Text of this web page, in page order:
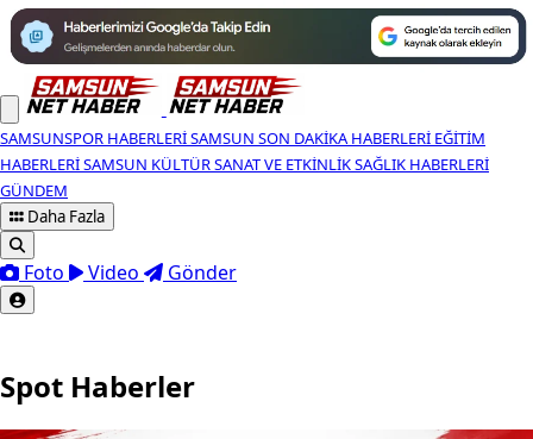
SAMSUNSPOR HABERLERISAMSUN SON DAKIKA HABERLERI EĞITIM
HABERLERISAMSUN KÜLTÜR SANAT VE ETKINLIKSAĞLIK HABERLERI
GÜNDEM
Daha Fazla
Foto Video Gönder
Spot Haberler